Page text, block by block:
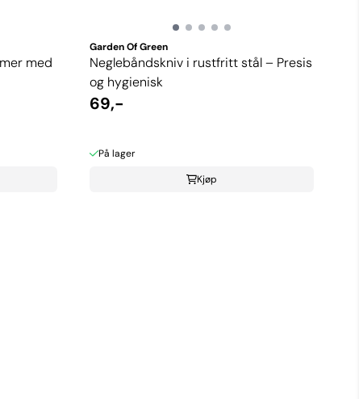
med
Garden Of Green
Neglebåndskniv i rustfritt stål – Presis
og hygienisk
69,-
På lager
Kjøp